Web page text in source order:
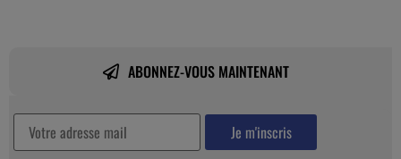
ABONNEZ-VOUS MAINTENANT